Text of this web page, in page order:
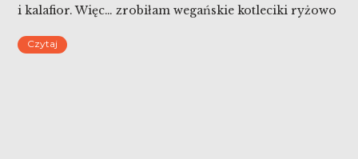
i kalafior. Więc… zrobiłam wegańskie kotleciki ryżowo
dałam sąsiadce na lunch, a kilka zamroziłam.
Czytaj